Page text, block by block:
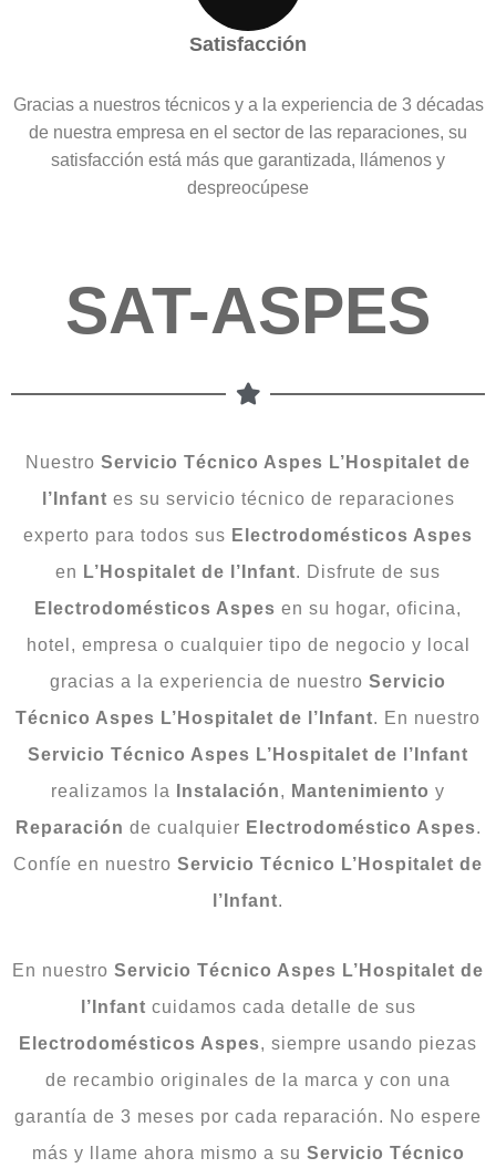
Satisfacción
Gracias a nuestros técnicos y a la experiencia de 3 décadas
de nuestra empresa en el sector de las reparaciones, su
satisfacción está más que garantizada, llámenos y
despreocúpese
SAT-ASPES
Nuestro Servicio Técnico Aspes L’Hospitalet de
l’Infant es su servicio técnico de reparaciones
experto para todos sus Electrodomésticos Aspes
en L’Hospitalet de l’Infant. Disfrute de sus
Electrodomésticos Aspes en su hogar, oficina,
hotel, empresa o cualquier tipo de negocio y local
gracias a la experiencia de nuestro Servicio
Técnico Aspes L’Hospitalet de l’Infant. En nuestro
Servicio Técnico Aspes L’Hospitalet de l’Infant
realizamos la
Instalación, Mantenimiento y
Reparación de cualquier Electrodoméstico Aspes.
Confíe en nuestro Servicio Técnico L’Hospitalet de
l’Infant.
En nuestro Servicio Técnico Aspes L’Hospitalet de
l’Infant cuidamos cada detalle de sus
Electrodomésticos Aspes, siempre usando piezas
de recambio originales de la marca y con una
garantía de 3 meses por cada reparación. No espere
más y llame ahora mismo a su Servicio Técnico